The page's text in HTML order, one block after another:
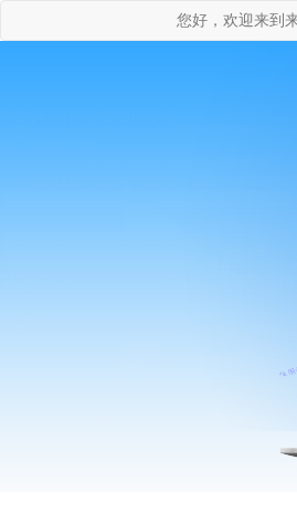
您好，欢迎来到